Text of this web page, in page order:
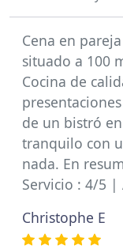
Cena en
situado a 100
Cocina de
de un bistró
tranquilo con
nada. En
Servicio : 4/5
Christophe E